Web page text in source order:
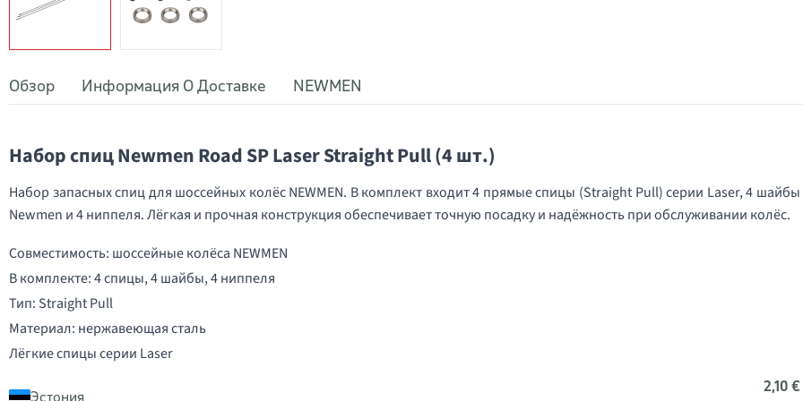
Обзор Информация О Доставке NEWMEN
Набор спиц Newmen Road SP Laser Straight Pull (4 шт.)
Набор запасных спиц для шоссейных колёс NEWMEN. В комплект входит 4 прямые спицы (Straight Pull) серии Laser, 4 шайбы
Newmen и 4 ниппеля. Лёгкая и прочная конструкция обеспечивает точную посадку и надёжность при обслуживании колёс.
Совместимость: шоссейные колёса NEWMEN
В комплекте: 4 спицы, 4 шайбы, 4 ниппеля
Тип: Straight Pull
Материал: нержавеющая сталь
Лёгкие спицы серии Laser
Эстония
2,10 €